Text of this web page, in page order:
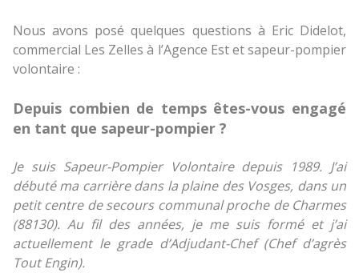
Nous avons posé quelques questions à Eric Didelot,
commercial Les Zelles à l’Agence Est et sapeur-pompier
volontaire :
Depuis combien de temps êtes-vous engagé
en tant que sapeur-pompier ?
Je suis Sapeur-Pompier Volontaire depuis 1989. J’ai
débuté ma carrière dans la plaine des Vosges, dans un
petit centre de secours communal proche de Charmes
(88130). Au fil des années, je me suis formé et j’ai
actuellement le grade d’Adjudant-Chef (Chef d’agrès
Tout Engin).